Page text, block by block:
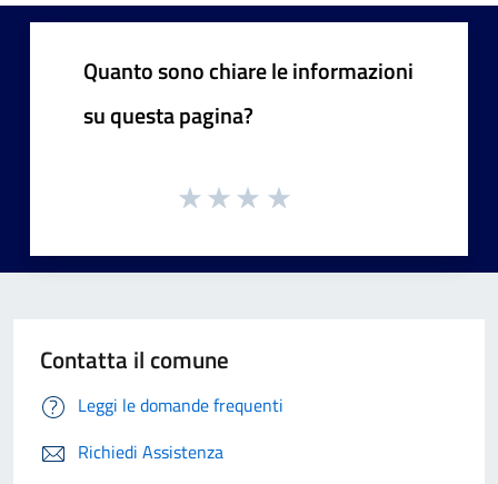
Quanto sono chiare le informazioni
su questa pagina?
Contatta il comune
Leggi le domande frequenti
Richiedi Assistenza